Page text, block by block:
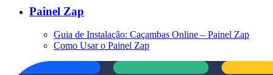
Painel Zap
Guia de Instalação: Caçambas Online – Painel Zap
Como Usar o Painel Zap